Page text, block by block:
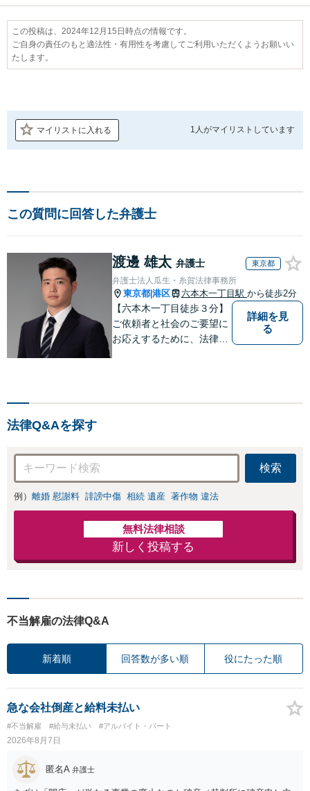
この投稿は、2024年12月15日時点の情報です。
ご自身の責任のもと適法性・有用性を考慮してご利用いただくようお願いい
たします。
マイリストに入れる 1人がマイリストしています
この質問に回答した弁護士
渡邊 雄太 弁護士 東京都
弁護士法人瓜生・糸賀法律事務所
東京都 港区 六本木一丁目駅 から徒歩2分
【六本木一丁目徒歩３分】
ご依頼者と社会のご要望に
お応えするために、法律家
詳細を見
る
法律Q&Aを探す
検索
例） 離婚 慰謝料 誹謗中傷 相続 遺産 著作物 違法
無料法律相談
新しく投稿する
不当解雇の法律Q&A
新着順 回答数が多い順 役にたった順
急な会社倒産と給料未払い
#不当解雇 #給与未払い #アルバイト・パート
2026年8月7日
匿名A 弁護士